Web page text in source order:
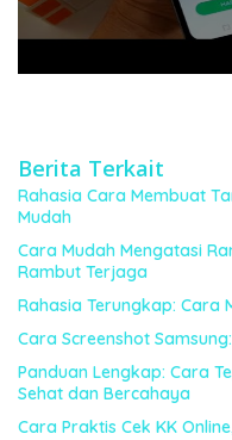
Berita Terkait
Rahasia Cara Membuat
Mudah
Cara Mudah Mengatasi
Rambut Terjaga
Rahasia Terungkap: Cara
Cara Screenshot
Panduan Lengkap: Cara
Sehat dan Bercahaya
Cara Praktis Cek KK